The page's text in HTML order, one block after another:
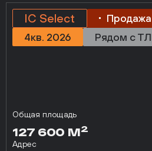
IC Select Продажа
4кв. 2026
Рядом с
Общая площадь
127 600 М2
Адрес